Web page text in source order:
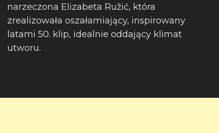
narzeczona Elizabeta Ružić, która
zrealizowała oszałamiający, inspirowany
latami 50. klip, idealnie oddający klimat
utworu.